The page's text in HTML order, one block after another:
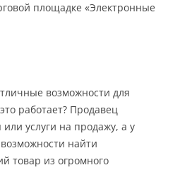
площадке «Электронные
возможности для
работает? Продавец
услуги на продажу, а у
найти
товар из огромного